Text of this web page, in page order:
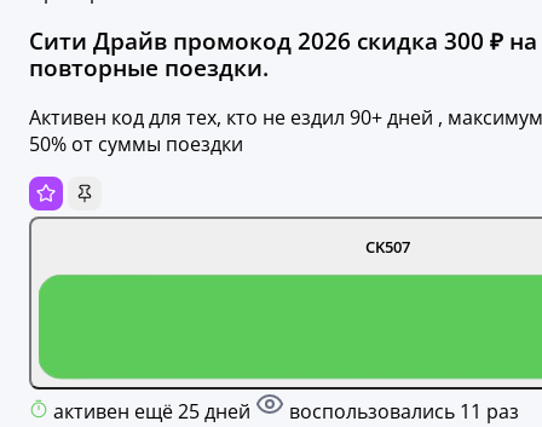
Сити Драйв промокод 2026 скидка 300 ₽ на
повторные поездки.
Активен код для тех, кто не ездил 90+ дней , максимум
50% от суммы поездки
CK507
активен ещё 25 дней воспользовались 11 раз